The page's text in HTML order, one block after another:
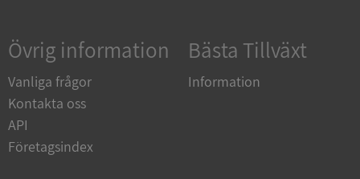
Övrig information
Vanliga frågor
Kontakta oss
API
Företagsindex
Bästa Tillväxt
Information
Privacy Policy